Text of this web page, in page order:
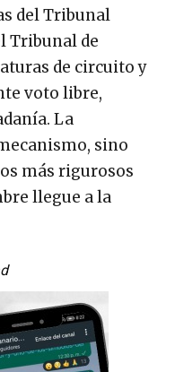
del Tribunal
Tribunal de
de circuito y
voto libre,
La
sino
más rigurosos
llegue a la